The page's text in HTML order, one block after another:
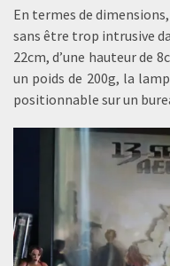
En termes de
sans être trop intrusive
22cm, d’une hauteur de
un poids de 200g, la
positionnable sur un